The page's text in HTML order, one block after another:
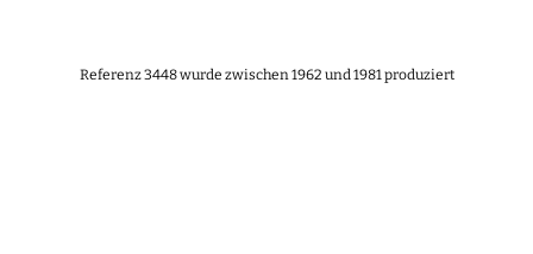
Referenz 3448 wurde zwischen 1962 und 1981 produziert